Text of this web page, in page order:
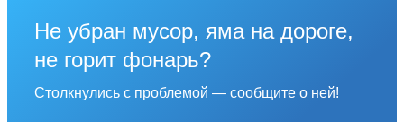
Не убран мусор, яма на дороге,
не горит фонарь?
Столкнулись с проблемой — сообщите о ней!